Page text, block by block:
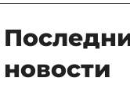
новости